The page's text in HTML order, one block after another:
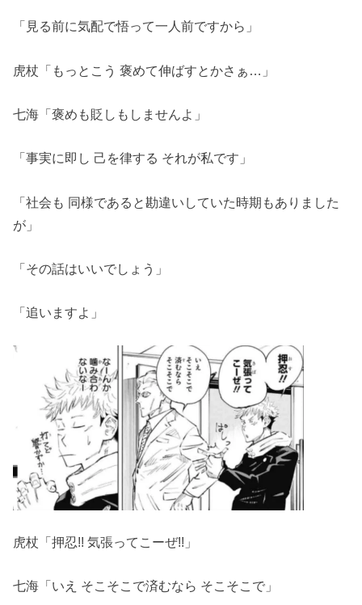
「見る前に気配で悟って一人前ですから」
虎杖「もっとこう 褒めて伸ばすとかさぁ…」
七海「褒めも貶しもしませんよ」
「事実に即し 己を律する それが私です」
「社会も 同様であると勘違いしていた時期もありました
が」
「その話はいいでしょう」
「追いますよ」
虎杖「押忍!! 気張ってこーぜ!!」
七海「いえ そこそこで済むなら そこそこで」